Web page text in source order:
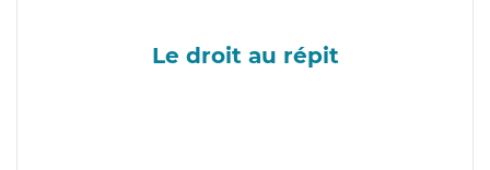
Le droit au répit